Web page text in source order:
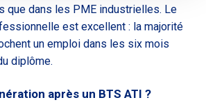
que dans les PME industrielles. Le
est excellent : la majorité
un emploi dans les six mois
diplôme.
après un BTS ATI ?